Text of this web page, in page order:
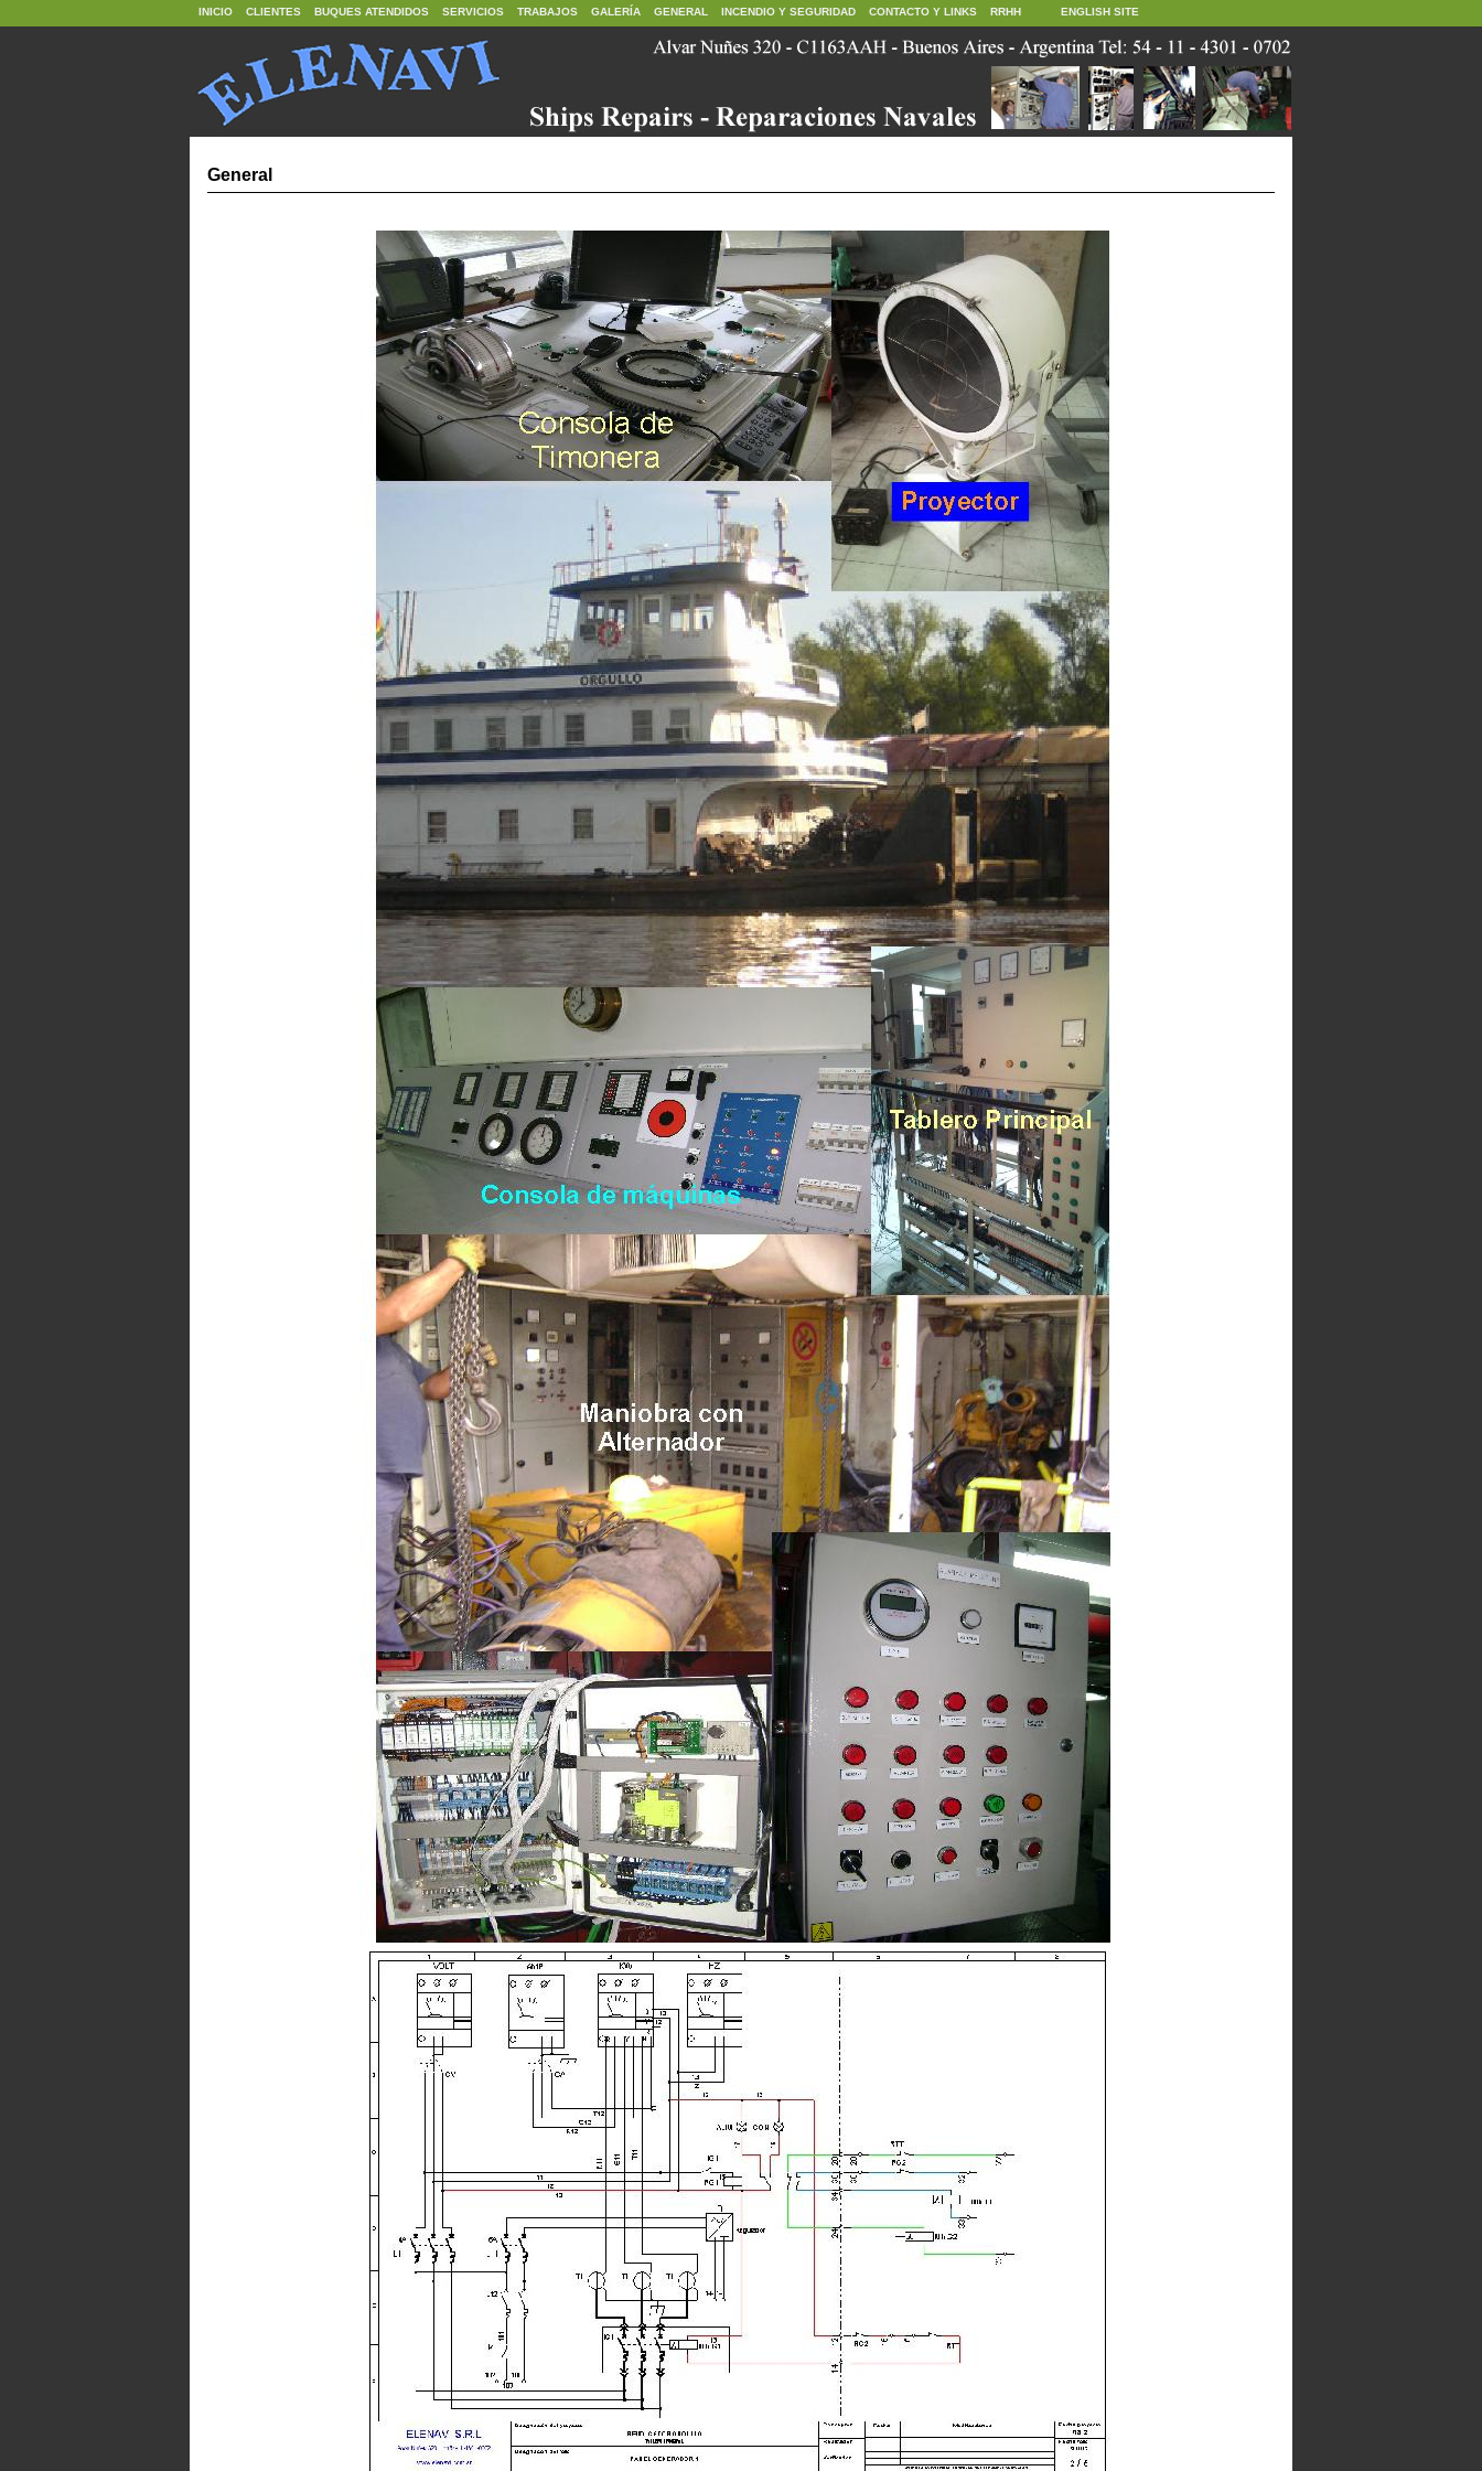
INICIO CLIENTES BUQUES ATENDIDOS SERVICIOS TRABAJOS GALERÍA GENERAL INCENDIO Y SEGURIDAD CONTACTO Y LINKS RRHH ENGLISH SITE
General